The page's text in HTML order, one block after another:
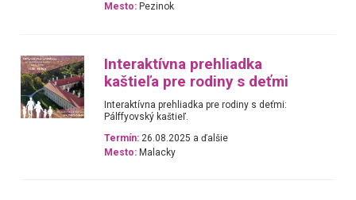
Mesto: Pezinok
Interaktívna prehliadka
kaštieľa pre rodiny s deťmi
Interaktívna prehliadka pre rodiny s deťmi:
Pálffyovský kaštieľ.
Termín: 26.08.2025 a ďalšie
Mesto: Malacky